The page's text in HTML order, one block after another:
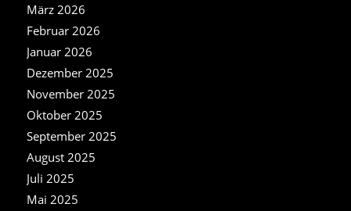
März 2026
Februar 2026
Januar 2026
Dezember 2025
November 2025
Oktober 2025
September 2025
August 2025
Juli 2025
Mai 2025